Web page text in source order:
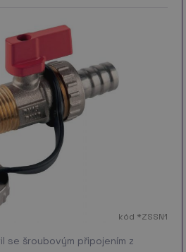
kód *ZSSN1
se šroubovým připojením z